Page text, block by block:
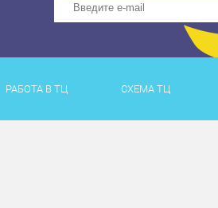
РАБОТА В ТЦ СХЕМА ТЦ